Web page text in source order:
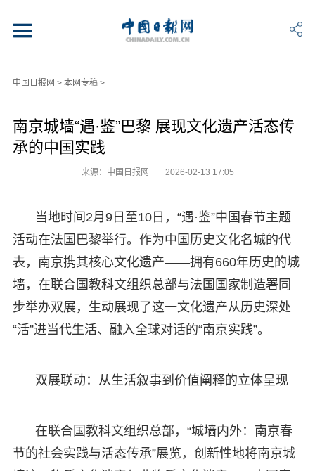
中国日报网 > 本网专稿>
南京城墙“遇·鉴”巴黎 展现文化遗产活态传
承的中国实践
来源：中国日报网 2026-02-13 17:05
当地时间2月9日至10日，“遇·鉴”中国春节主题
活动在法国巴黎举行。作为中国历史文化名城的代
表，南京携其核心文化遗产——拥有660年历史的城
墙，在联合国教科文组织总部与法国国家制造署同
步举办双展，生动展现了这一文化遗产从历史深处
“活”进当代生活、融入全球对话的“南京实践”。
双展联动：从生活叙事到价值阐释的立体呈现
在联合国教科文组织总部，“城墙内外：南京春
节的社会实践与活态传承”展览，创新性地将南京城